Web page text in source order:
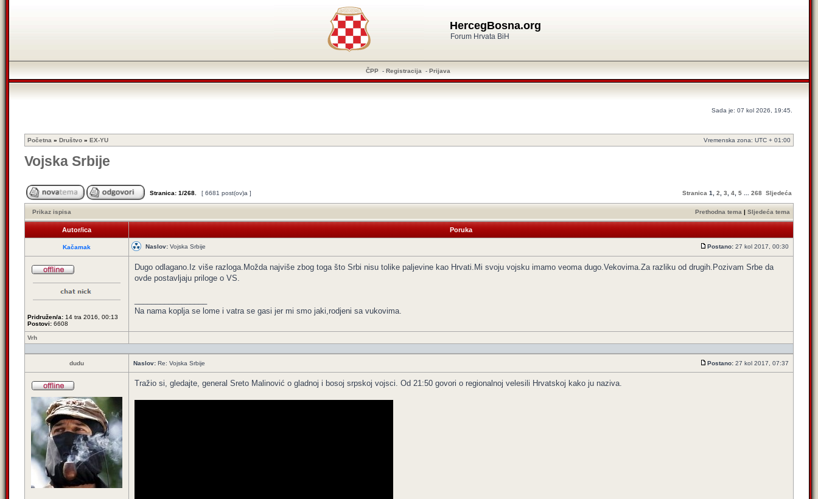
HercegBosna.org
Forum Hrvata BiH
ČPP - Registracija - Prijava
Sada je: 07 kol 2026, 19:45.
Početna » Društvo » EX-YU Vremenska zona: UTC + 01:00
Vojska Srbije
Stranica: 1/268 [ 6681 post(ov)a ] Stranica 1 2 3 4 5 268 Sljedeća
Prikaz ispisa Prethodna tema | Sljedeća tema
Autor/ica Poruka
Kačamak Naslov: Vojska Srbije Postano: 27 kol 2017, 00:30
Pridružen/a: 14 tra 2016, 00:13
Postovi: 6608
Dugo odlagano.Iz više razloga.Možda najviše zbog toga što Srbi nisu tolike paljevine kao Hrvati.Mi svoju vojsku imamo veoma dugo.Vekovima.Za razliku od drugih.Pozivam Srbe da
ovde postavljaju priloge o VS.
Na nama koplja se lome i vatra se gasi jer mi smo jaki,rodjeni sa vukovima.
Vrh
dudu Naslov: Re: Vojska Srbije Postano: 27 kol 2017, 07:37
Tražio si, gledajte, general Sreto Malinović o gladnoj i bosoj srpskoj vojsci. Od 21:50 govori o regionalnoj velesili Hrvatskoj kako ju naziva.